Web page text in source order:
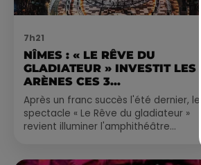
7h21
NÎMES : « LE RÊVE DU
GLADIATEUR » INVESTIT LES
ARÈNES CES 3...
Après un franc succès l'été dernier, le
spectacle « Le Rêve du gladiateur »
revient illuminer l'amphithéâtre
romain les 6, 7 et 8 août. Une fresque